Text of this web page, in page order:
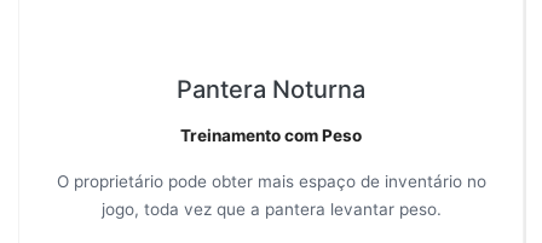
Pantera Noturna
Treinamento com Peso
O proprietário pode obter mais espaço de inventário no
jogo, toda vez que a pantera levantar peso.